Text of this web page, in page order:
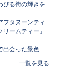
びる街の輝きを
フタヌーンティ
ームティー」
出会った景色
一覧を見る